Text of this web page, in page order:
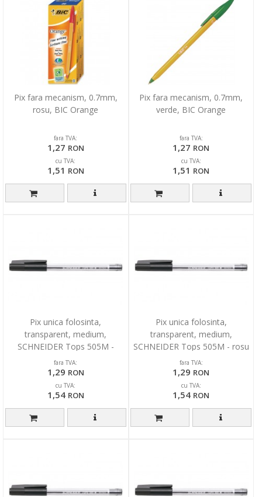
Pix fara mecanism, 0.7mm,
rosu, BIC Orange
fara TVA:
1,27 RON
cu TVA:
1,51 RON
Pix fara mecanism, 0.7mm,
verde, BIC Orange
fara TVA:
1,27 RON
cu TVA:
1,51 RON
Pix unica folosinta,
transparent, medium,
SCHNEIDER Tops 505M -
negru
fara TVA:
1,29 RON
cu TVA:
1,54 RON
Pix unica folosinta,
transparent, medium,
SCHNEIDER Tops 505M - rosu
fara TVA:
1,29 RON
cu TVA:
1,54 RON